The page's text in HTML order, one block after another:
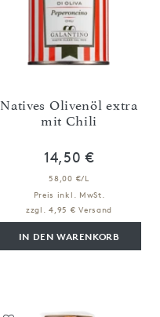
Natives Olivenöl extra
mit Chili
14,50 €
58,00 €/L
Preis inkl. MwSt.
zzgl. 4,95 € Versand
IN DEN WARENKORB